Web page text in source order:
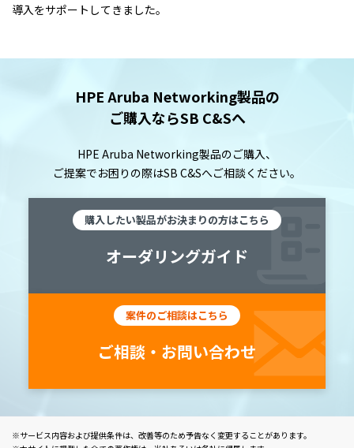
導入をサポートしてきました。
HPE Aruba Networking製品の
ご購入ならSB C&Sへ
HPE Aruba Networking製品のご購入、
ご提案でお困りの際はSB C&Sへご相談ください。
購入したい製品がお決まりの方はこちら
オーダリングガイド
案件のご相談はこちら
ご相談・お問い合わせ
サービス内容および提供条件は、改善等のため予告なく変更することがあります。